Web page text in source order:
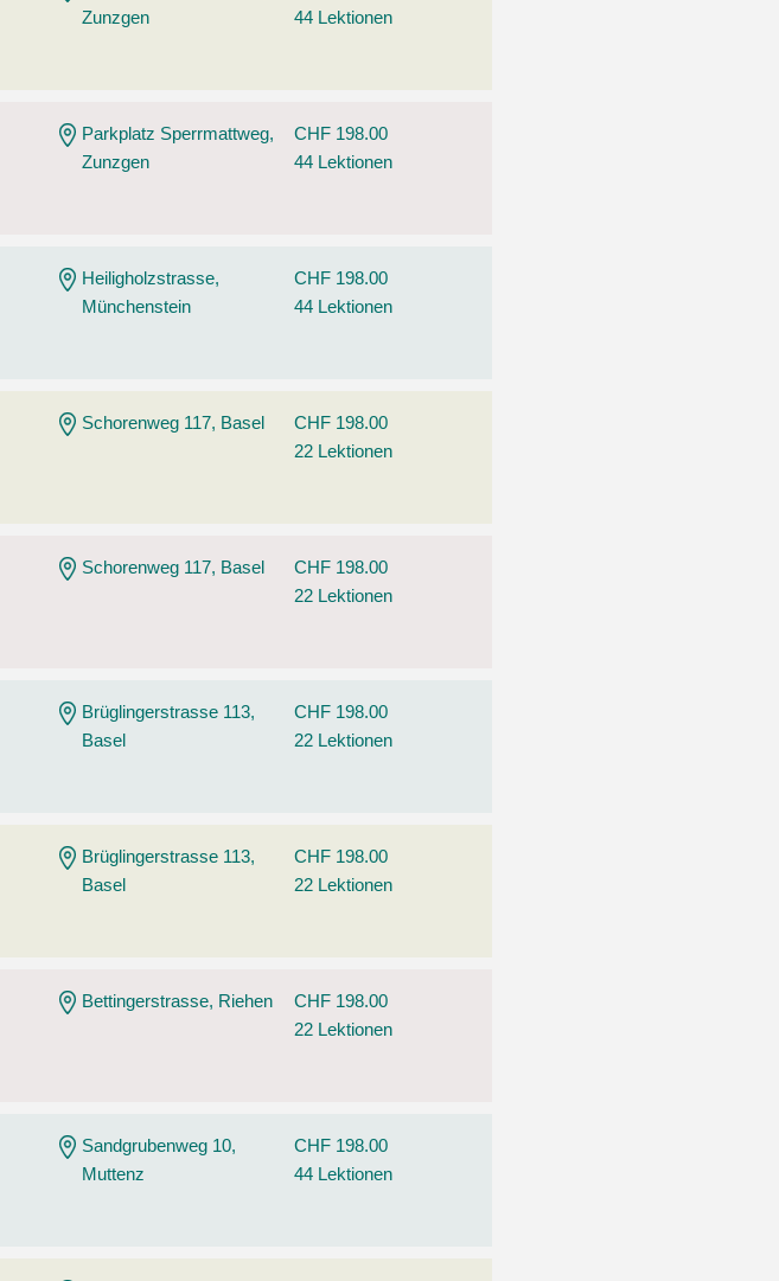
Zunzgen
44 Lektionen
Parkplatz Sperrmattweg,
Zunzgen
CHF 198.00
44 Lektionen
Heiligholzstrasse,
Münchenstein
CHF 198.00
44 Lektionen
Schorenweg 117, Basel
CHF 198.00
22 Lektionen
Schorenweg 117, Basel
CHF 198.00
22 Lektionen
Brüglingerstrasse 113,
Basel
CHF 198.00
22 Lektionen
Brüglingerstrasse 113,
Basel
CHF 198.00
22 Lektionen
Bettingerstrasse, Riehen
CHF 198.00
22 Lektionen
Sandgrubenweg 10,
Muttenz
CHF 198.00
44 Lektionen